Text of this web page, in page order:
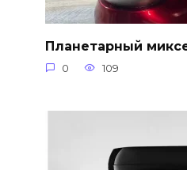
Планетарный
0 109